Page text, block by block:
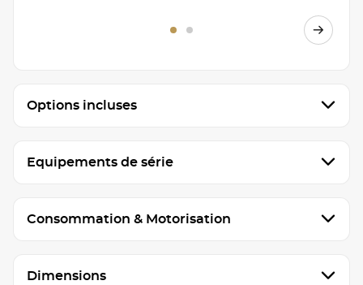
Options incluses
Equipements de série
Consommation & Motorisation
Dimensions